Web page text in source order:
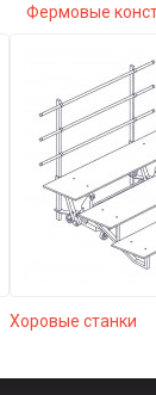
Фермовые
Хоровые станки